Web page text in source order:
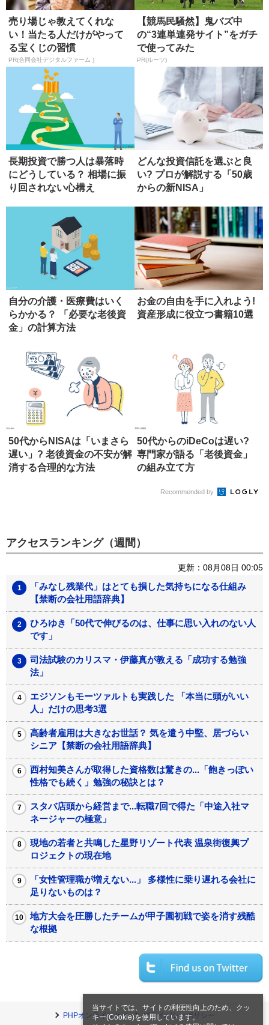
当サイトでは、サイトの利便性向上のため、クッ
キー(Cookie)を使用しています。
売り場じゃ教えてくれな
い！当たる人だけがやって
る宝くじの習慣
PR(合同会社デジタルファーム )
【競馬民騒然】鬼バズ中
の“3連単連発サイト”をガチ
で使ってみた
PR(ルーツ)
長期投資で勝つ人は暴落時
にどうしている？ 相場に振
り回されない心構え
どんな投資信託を選ぶと良
い? プロが解説する「50歳
からの新NISA」
自分の介護・医療費はいく
らかかる？ 「必要な老後資
金」の計算方法
お金の自由を手に入れよう!
資産形成に役立つ書籍10選
50代からNISAは「いまさら
遅い」? 老後資金の不安が解
消する合理的な方法
50代からのiDeCoは遅い?
専門家が語る「老後資金」
の組み立て方
Recommended by
アクセスランキング（週間）
更新：08月08日 00:05
「みなし残業代」はとても損した気持ちになる仕組み
【禁断の会社用語辞典】
ひろゆき「50代で伸びるのは、仕事に思い入れのない人
です」
司法試験のカリスマ・伊藤真が教える「成功する勉強
法」
エジソンもモーツァルトも実践した 「本当に頭がいい
人」だけの思考3選
高齢者雇用は大きなお世話？ 気を遣う中堅、居づらい
シニア【禁断の会社用語辞典】
西村知美さんが取得した資格数は驚きの...「飽きっぽい
性格でも続く」勉強の秘訣とは？
スタバ店頭から経営まで...転職7回で得た「中途入社マ
ネージャーの極意」
現地の若者と共鳴した星野リゾート代表 温泉街復興プ
ロジェクトの現在地
「女性管理職が増えない...」 多様性に乗り遅れる会社に
足りないものは？
地方大会を圧勝したチームが甲子園初戦で姿を消す残酷
な根拠
PHPオンラインとは プライバシーポリシー